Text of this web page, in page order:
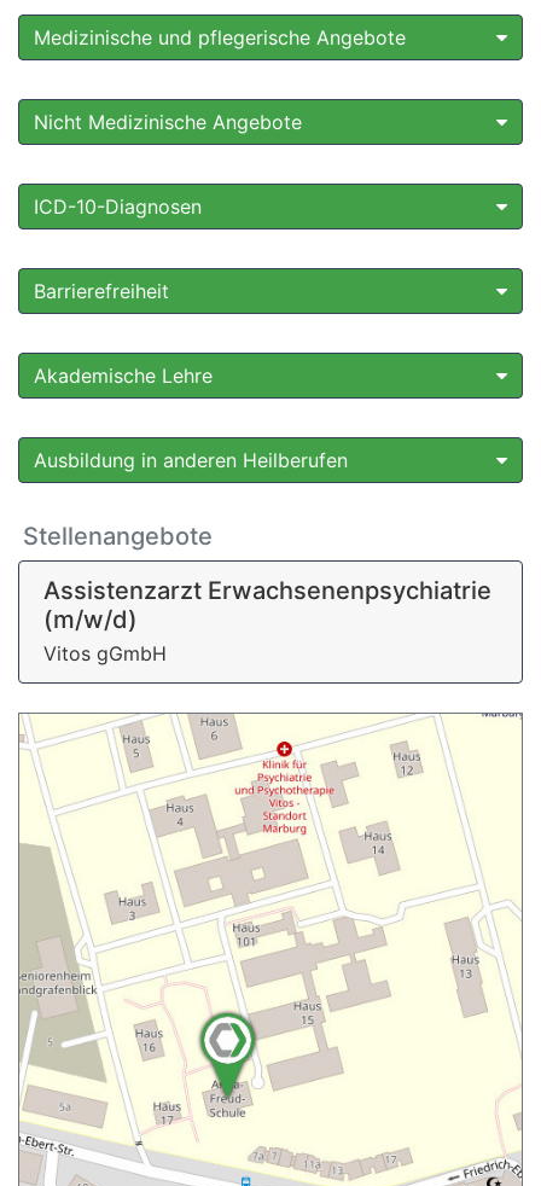
Medizinische und pflegerische Angebote
Nicht Medizinische Angebote
ICD-10-Diagnosen
Barrierefreiheit
Akademische Lehre
Ausbildung in anderen Heilberufen
Stellenangebote
Assistenzarzt Erwachsenenpsychiatrie
(m/w/d)
Vitos gGmbH